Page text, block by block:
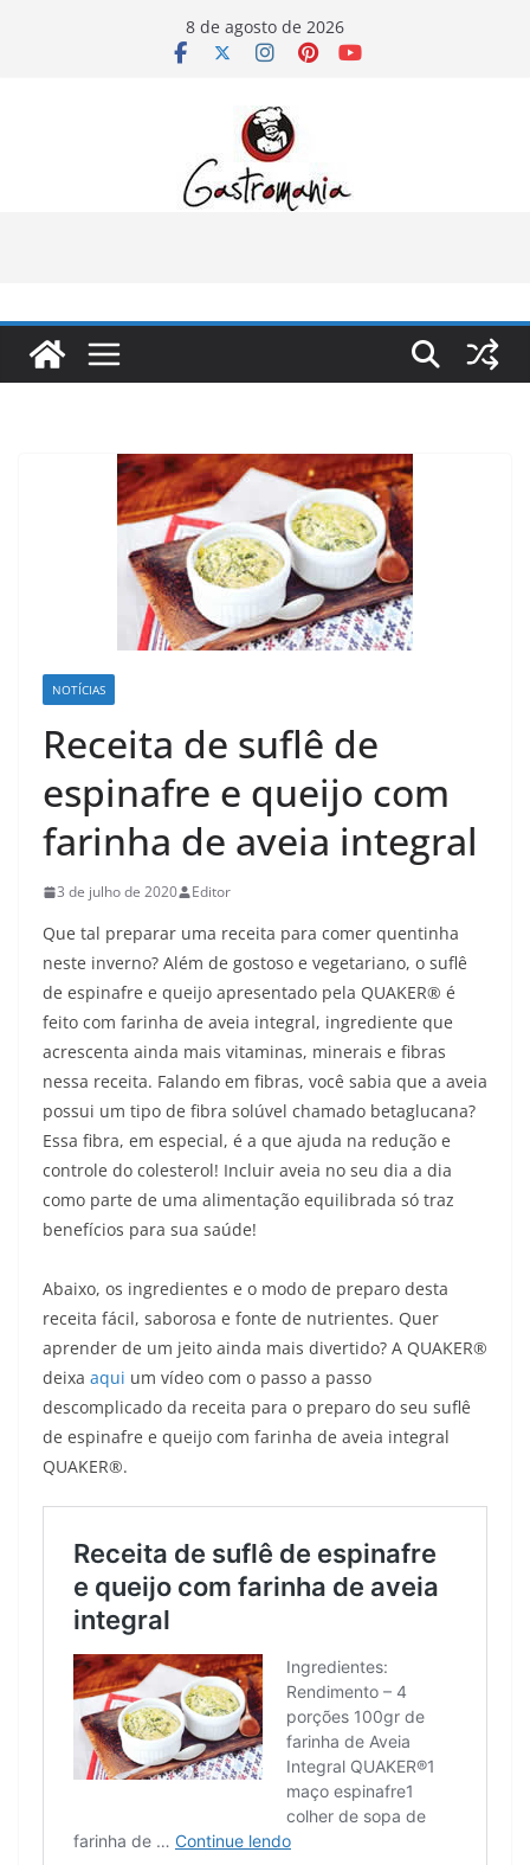
8 de agosto de 2026
NOTÍCIAS
Receita de suflê de
espinafre e queijo com
farinha de aveia integral
3 de julho de 2020 Editor
Que tal preparar uma receita para comer quentinha
neste inverno? Além de gostoso e vegetariano, o suflê
de espinafre e queijo apresentado pela QUAKER® é
feito com farinha de aveia integral, ingrediente que
acrescenta ainda mais vitaminas, minerais e fibras
nessa receita. Falando em fibras, você sabia que a aveia
possui um tipo de fibra solúvel chamado betaglucana?
Essa fibra, em especial, é a que ajuda na redução e
controle do colesterol! Incluir aveia no seu dia a dia
como parte de uma alimentação equilibrada só traz
benefícios para sua saúde!
Abaixo, os ingredientes e o modo de preparo desta
receita fácil, saborosa e fonte de nutrientes. Quer
aprender de um jeito ainda mais divertido? A QUAKER®
deixa aqui um vídeo com o passo a passo
descomplicado da receita para o preparo do seu suflê
de espinafre e queijo com farinha de aveia integral
QUAKER®.